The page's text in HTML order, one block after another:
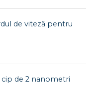
de viteză pentru
de 2 nanometri